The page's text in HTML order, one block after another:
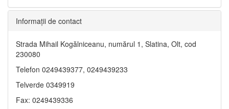
Informaţii de contact
Strada Mihail Kogălniceanu, numărul 1, Slatina, Olt, cod
230080
Telefon 0249439377, 0249439233
Telverde 0349919
Fax: 0249439336